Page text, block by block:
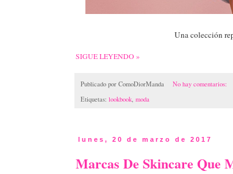
Una colección
SIGUE LEYENDO »
Publicado por ComoDiorManda
No hay comentarios:
Etiquetas: lookbook, moda
lunes, 20 de marzo de 2017
Marcas De Skincare Que